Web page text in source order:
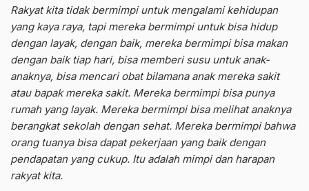
Rakyat kita tidak bermimpi untuk mengalami kehidupan
yang kaya raya, tapi mereka bermimpi untuk bisa hidup
dengan layak, dengan baik, mereka bermimpi bisa makan
dengan baik tiap hari, bisa memberi susu untuk anak-
anaknya, bisa mencari obat bilamana anak mereka sakit
atau bapak mereka sakit. Mereka bermimpi bisa punya
rumah yang layak. Mereka bermimpi bisa melihat anaknya
berangkat sekolah dengan sehat. Mereka bermimpi bahwa
orang tuanya bisa dapat pekerjaan yang baik dengan
pendapatan yang cukup. Itu adalah mimpi dan harapan
rakyat kita.